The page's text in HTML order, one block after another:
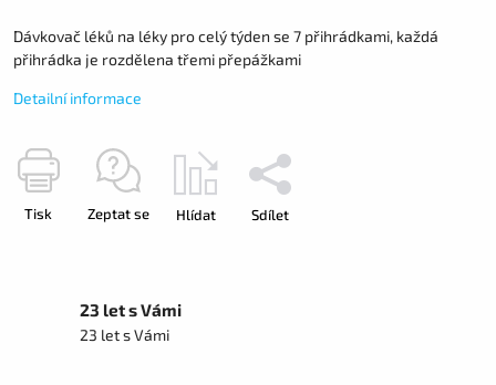
Dávkovač léků na léky pro celý týden se 7 přihrádkami, každá
přihrádka je rozdělena třemi přepážkami
Detailní informace
Tisk Zeptat se Hlídat Sdílet
23 let s Vámi
23 let s Vámi